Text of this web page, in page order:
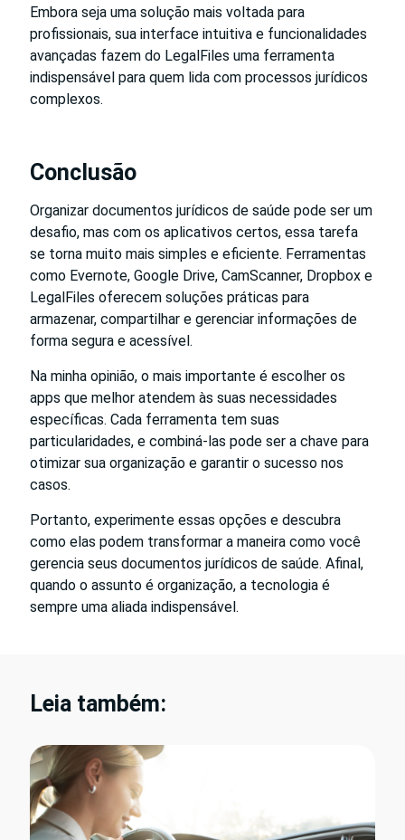
Embora seja uma solução mais voltada para
profissionais, sua interface intuitiva e funcionalidades
avançadas fazem do LegalFiles uma ferramenta
indispensável para quem lida com processos jurídicos
complexos.
Conclusão
Organizar documentos jurídicos de saúde pode ser um
desafio, mas com os aplicativos certos, essa tarefa
se torna muito mais simples e eficiente. Ferramentas
como Evernote, Google Drive, CamScanner, Dropbox e
LegalFiles oferecem soluções práticas para
armazenar, compartilhar e gerenciar informações de
forma segura e acessível.
Na minha opinião, o mais importante é escolher os
apps que melhor atendem às suas necessidades
específicas. Cada ferramenta tem suas
particularidades, e combiná-las pode ser a chave para
otimizar sua organização e garantir o sucesso nos
casos.
Portanto, experimente essas opções e descubra
como elas podem transformar a maneira como você
gerencia seus documentos jurídicos de saúde. Afinal,
quando o assunto é organização, a tecnologia é
sempre uma aliada indispensável.
Leia também: